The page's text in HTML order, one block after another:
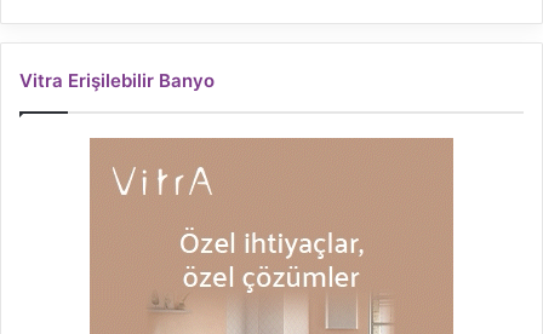
Vitra Erişilebilir Banyo